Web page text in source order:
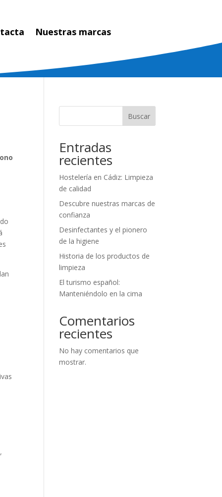
Nuestras marcas
Buscar
Entradas
recientes
Hostelería en Cádiz: Limpieza
de calidad
Descubre nuestras marcas de
confianza
Desinfectantes y el pionero
de la higiene
Historia de los productos de
limpieza
El turismo español:
Manteniéndolo en la cima
Comentarios
recientes
No hay comentarios que
mostrar.